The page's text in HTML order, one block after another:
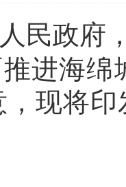
民政府
进海绵
，现将印